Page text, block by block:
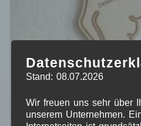
Stand: 08.07.2026
Wir freuen uns sehr über
unserem Unternehmen.